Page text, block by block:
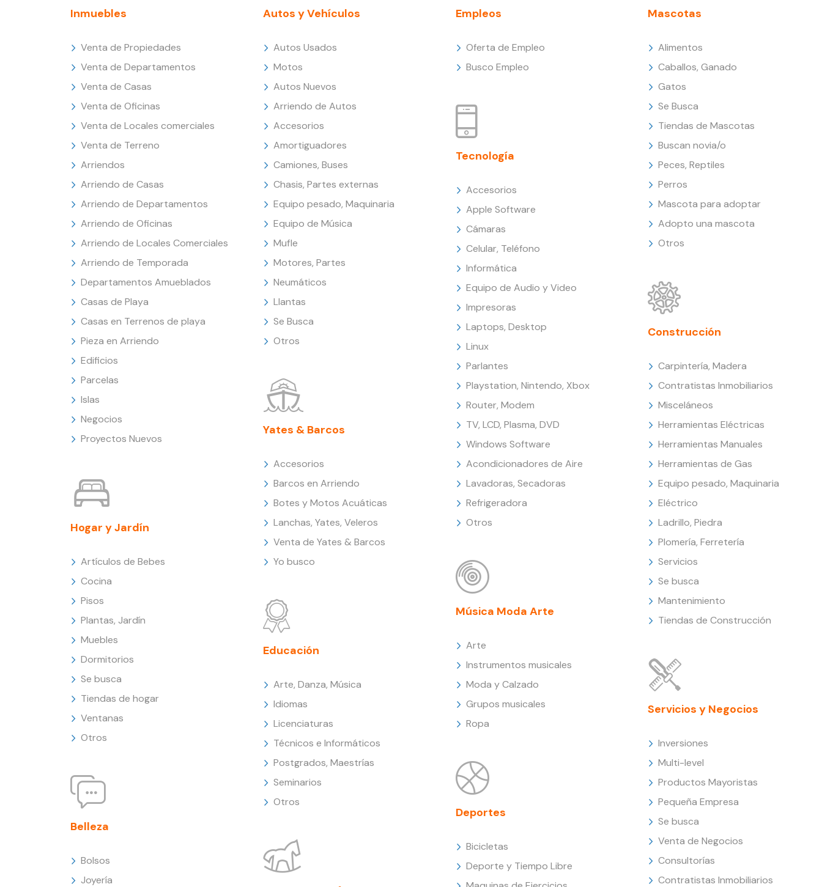
Inmuebles
Venta de Propiedades
Venta de Departamentos
Venta de Casas
Venta de Oficinas
Venta de Locales comerciales
Venta de Terreno
Arriendos
Arriendo de Casas
Arriendo de Departamentos
Arriendo de Oficinas
Arriendo de Locales Comerciales
Arriendo de Temporada
Departamentos Amueblados
Casas de Playa
Casas en Terrenos de playa
Pieza en Arriendo
Edificios
Parcelas
Islas
Negocios
Proyectos Nuevos
Hogar y Jardín
Artículos de Bebes
Cocina
Pisos
Plantas, Jardín
Muebles
Dormitorios
Se busca
Tiendas de hogar
Ventanas
Otros
Belleza
Bolsos
Joyería
Autos y Vehículos
Autos Usados
Motos
Autos Nuevos
Arriendo de Autos
Accesorios
Amortiguadores
Camiones, Buses
Chasis, Partes externas
Equipo pesado, Maquinaria
Equipo de Música
Mufle
Motores, Partes
Neumáticos
Llantas
Se Busca
Otros
Yates & Barcos
Accesorios
Barcos en Arriendo
Botes y Motos Acuáticas
Lanchas, Yates, Veleros
Venta de Yates & Barcos
Yo busco
Educación
Arte, Danza, Música
Idiomas
Licenciaturas
Técnicos e Informáticos
Postgrados, Maestrías
Seminarios
Otros
Empleos
Oferta de Empleo
Busco Empleo
Tecnología
Accesorios
Apple Software
Cámaras
Celular, Teléfono
Informática
Equipo de Audio y Video
Impresoras
Laptops, Desktop
Linux
Parlantes
Playstation, Nintendo, Xbox
Router, Modem
TV, LCD, Plasma, DVD
Windows Software
Acondicionadores de Aire
Lavadoras, Secadoras
Refrigeradora
Otros
Música Moda Arte
Arte
Instrumentos musicales
Moda y Calzado
Grupos musicales
Ropa
Deportes
Bicicletas
Deporte y Tiempo Libre
Mascotas
Alimentos
Caballos, Ganado
Gatos
Se Busca
Tiendas de Mascotas
Buscan novia/o
Peces, Reptiles
Perros
Mascota para adoptar
Adopto una mascota
Otros
Construcción
Carpintería, Madera
Contratistas Inmobiliarios
Misceláneos
Herramientas Eléctricas
Herramientas Manuales
Herramientas de Gas
Equipo pesado, Maquinaria
Eléctrico
Ladrillo, Piedra
Plomería, Ferretería
Servicios
Se busca
Mantenimiento
Tiendas de Construcción
Servicios y Negocios
Inversiones
Multi-level
Productos Mayoristas
Pequeña Empresa
Se busca
Venta de Negocios
Consultorías
Contratistas Inmobiliarios